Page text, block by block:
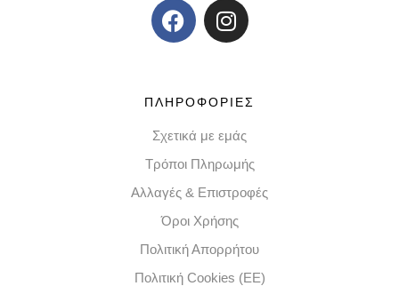
ΠΛΗΡΟΦΟΡΙΕΣ
Σχετικά με εμάς
Τρόποι Πληρωμής
Αλλαγές & Επιστροφές
Όροι Χρήσης
Πολιτική Απορρήτου
Πολιτική Cookies (EE)